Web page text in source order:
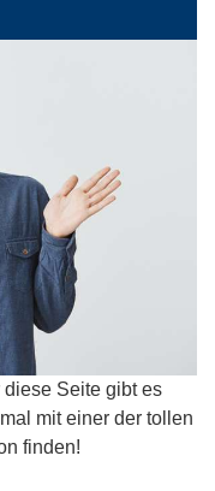
Seite gibt es
mit einer der tollen
finden!